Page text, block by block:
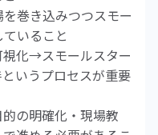
巻き込みつつスモー
いること
化→スモールスター
いうプロセスが重要
の明確化・現場教